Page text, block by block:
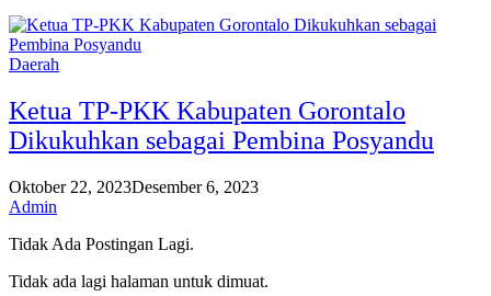
Daerah
Ketua TP-PKK Kabupaten Gorontalo
Dikukuhkan sebagai Pembina Posyandu
Oktober 22, 2023Desember 6, 2023
Admin
Tidak Ada Postingan Lagi.
Tidak ada lagi halaman untuk dimuat.